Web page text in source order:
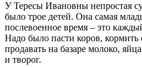
У Тересы Ивановны непростая
было трое детей. Она самая
послевоенное время – это
Надо было пасти коров, кормить
продавать на базаре молоко,
и творог.